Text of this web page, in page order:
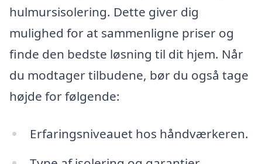
hulmursisolering. Dette giver dig
mulighed for at sammenligne priser og
finde den bedste løsning til dit hjem. Når
du modtager tilbudene, bør du også tage
højde for følgende:
Erfaringsniveauet hos håndværkeren.